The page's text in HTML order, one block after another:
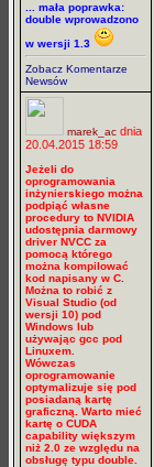
... mała poprawka:
double wprowadzono
w wersji 1.3
Zobacz Komentarze
Newsów
marek_ac dnia
20.04.2015 18:59
Jeżeli do
oprogramowania
inżynierskiego można
podpiąć własne
procedury to NVIDIA
udostępnia darmowy
driver NVCC za
pomocą którego
można kompilować
kod napisany w C.
Można to robić z
Visual Studio (od
wersji 10) pod
Windows lub
używając gcc pod
Linuxem.
Wówczas
oprogramowanie
optymalizuje się pod
posiadaną kartę
graficzną. Warto mieć
kartę o CUDA
capability większym
niż 2.0 ze względu na
obsługę typu double.